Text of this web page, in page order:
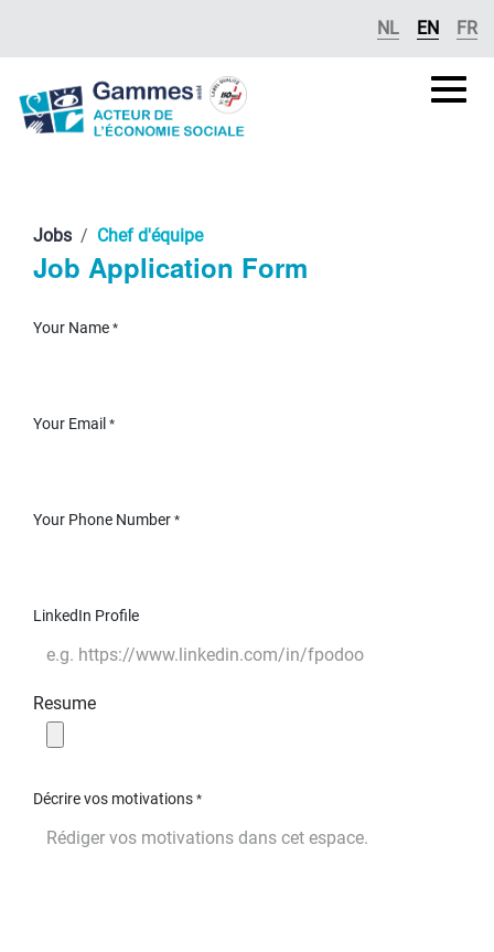
NL EN FR
Gammes
asbl
Jobs Chef d'équipe
Job Application Form
Your Name *
Your Email *
Your Phone Number *
LinkedIn Profile
Resume
Décrire vos motivations *